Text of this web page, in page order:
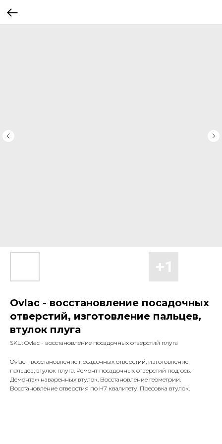
Ovlac - восстановление посадочных
отверстий, изготовление пальцев,
втулок плуга
SKU: Ovlac - восстановление посадочных отверстий плуга
Ovlac - восстановление посадочных отверстий, изготовление
пальцев, втулок плуга. Ремонт посадочных отверстий под ось.
Демонтаж наваренных втулок. Восстановление геометрии.
Восстановление отверстия по Н7 квалитету. Пресовка втулок.